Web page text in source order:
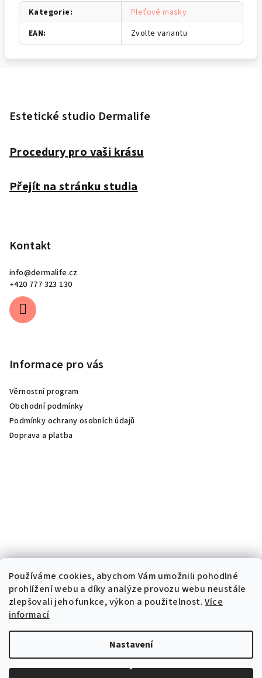
Používáme cookies, abychom Vám umožnili pohodlné
prohlížení webu a díky analýze provozu webu neustále
zlepšovali jeho funkce, výkon a použitelnost.Více
informací
Nastavení
Kategorie:
Pleťové masky
EAN: Zvolte variantu
Estetické studio Dermalife
Procedury pro vaši krásu
Přejít na stránku studia
Kontakt
info@dermalife.cz
+420 777 323 130
Informace pro vás
Věrnostní program
Obchodní podmínky
Podmínky ochrany osobních údajů
Doprava a platba